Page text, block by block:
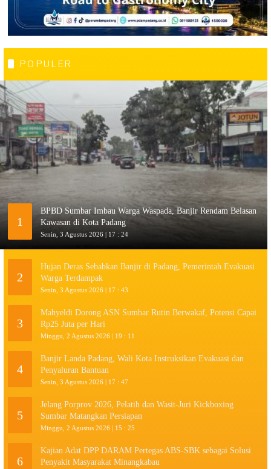
POPULER
1
BPBD Sumbar Imbau Warga Waspada, Banjir Rendam Belasan
Kawasan di Kota Padang
Senin, 3 Agustus 2026 | 17 : 24
2
Hujan Deras Sebabkan Banjir di Padang, Pemerintah Evakuasi
Warga Terdampak
Senin, 3 Agustus 2026 | 17 : 43
3
Mahyeldi Dorong ASN Sumbar Rutin Berwakaf, Potensi Capai
Rp25 Juta per Hari
Minggu, 2 Agustus 2026 | 19 : 11
4
Banjir Landa Padang, Wali Kota Instruksikan Evakuasi dan
Penyaluran Bantuan
Senin, 3 Agustus 2026 | 17 : 47
5
Jelang Porprov 2026, Pelatih dan Wasit-Juri Kickboxing
Sumbar Matangkan Persiapan
Minggu, 2 Agustus 2026 | 15 : 25
6
Kajian Adat DPP DARAM Pertegas ABS-SBK sebagai Solusi
Penyakit Masyarakat Minangkabau